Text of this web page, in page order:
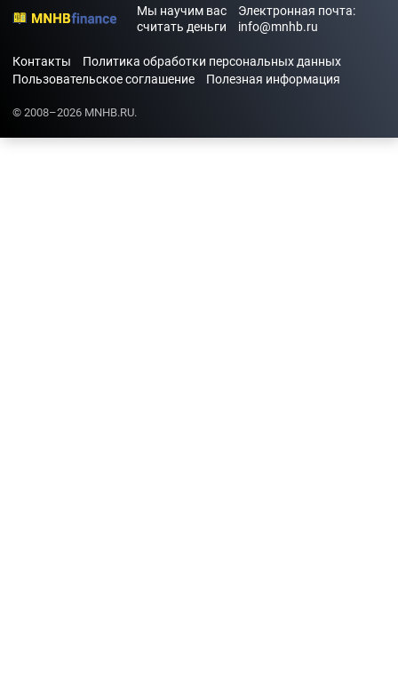
Мы научим вас
считать деньги
Электронная почта:
info@mnhb.ru
Контакты
Политика обработки персональных данных
Пользовательское соглашение
Полезная информация
© 2008–2026 MNHB.RU.